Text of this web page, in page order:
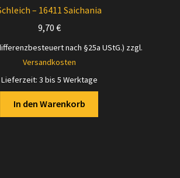
– 16411 Saichania
9,70 €
nach §25a UStG.) zzgl.
Versandkosten
Lieferzeit: 3 bis 5 Werktage
In den Warenkorb